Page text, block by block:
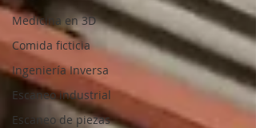
Medicina en 3D
Comida ficticia
Ingeniería Inversa
Escaneo industrial
Escaneo de piezas